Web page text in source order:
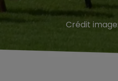
Crédit image: